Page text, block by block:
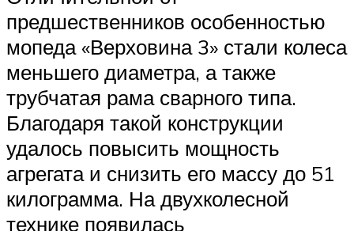
предшественников особенностью
мопеда «Верховина 3» стали колеса
меньшего диаметра, а также
трубчатая рама сварного типа.
Благодаря такой конструкции
удалось повысить мощность
агрегата и снизить его массу до 51
килограмма. На двухколесной
технике появилась